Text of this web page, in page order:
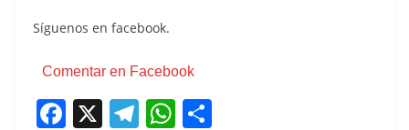
Síguenos en facebook.
Comentar en Facebook
F X T W